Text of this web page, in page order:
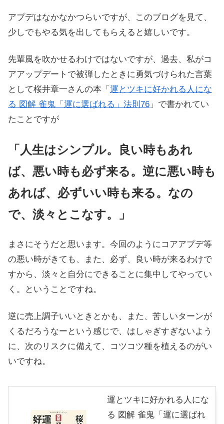
アプデはなかなかつらいですが、このブログを見て、
少しでもやる気を出してもらえると嬉しいです。
先輩風を吹かせるわけではないですが、過去、私がコ
アアップデートで被弾したときに勇気づけられた言葉
として桜井章一さんの本「 運とツキに好かれる人にな
る 図解 雀鬼「運に選ばれる」法則76 」で書かれてい
たことですが
「人生はシンプル。良い時もあれ
ば、悪い時も必ず来る。逆に悪い時も
あれば、必ずいい時も来る。なの
で、淡々とこなす。」
まさにそうだと思います。今回のようにコアアプデ等
の悪い時がきても、また、必ず、良い時が来るわけで
すから、淡々と自分にできることに集中してやってい
く。ということですね。
逆に売上調子いいときとかも、また、苦しいターンが
くるだろうなーという感じで、はしゃぎすぎないよう
に、次のリスクに備えて、コツコツ種を植えるのがい
いですね。
運とツキに好かれる人にな
る 図解 雀鬼「運に選ばれ